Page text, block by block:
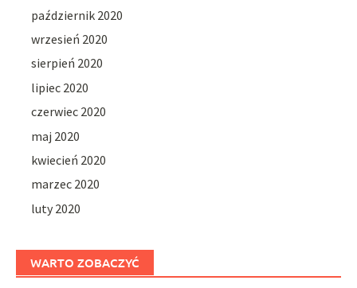
październik 2020
wrzesień 2020
sierpień 2020
lipiec 2020
czerwiec 2020
maj 2020
kwiecień 2020
marzec 2020
luty 2020
WARTO ZOBACZYĆ